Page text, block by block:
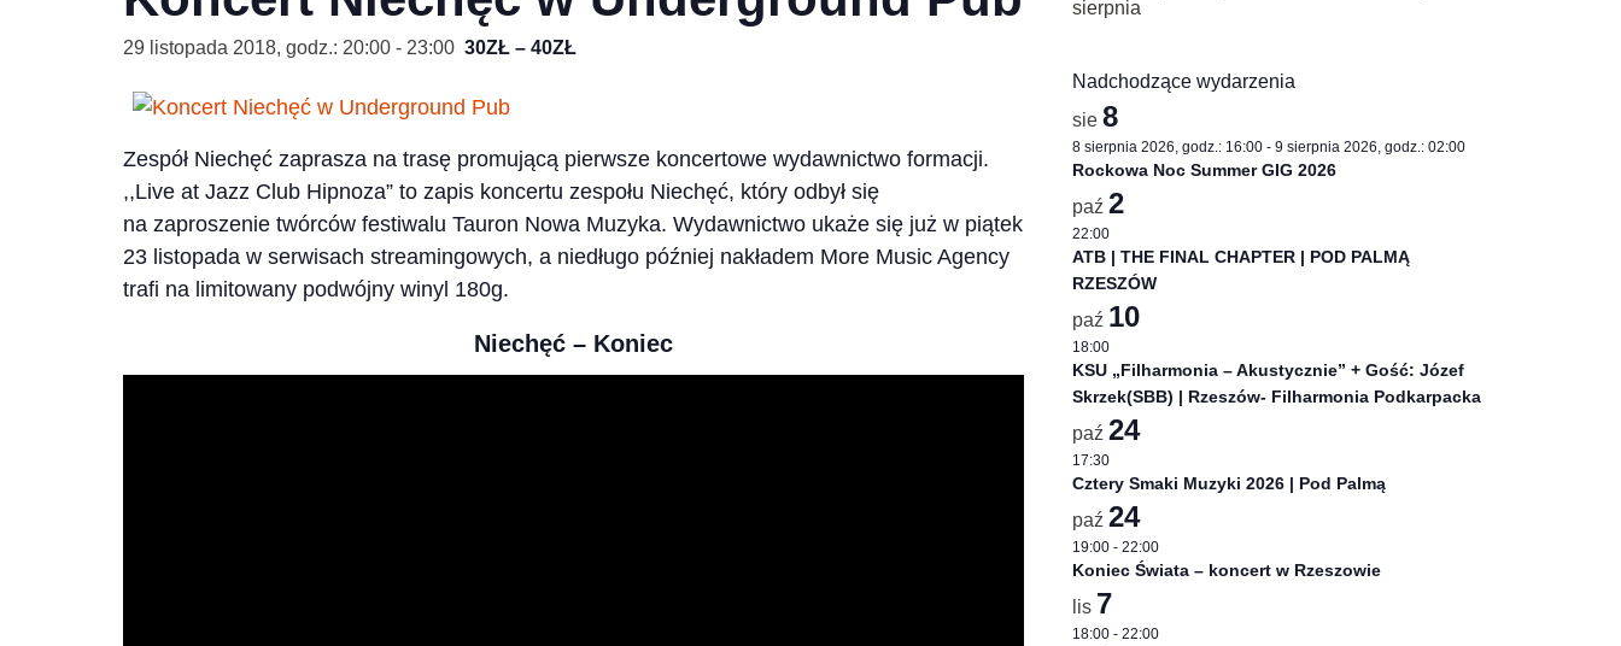
29 listopada 2018, godz.: 20:00 - 23:00 30ZŁ – 40ZŁ
Zespół Niechęć zaprasza na trasę promującą pierwsze koncertowe wydawnictwo formacji.
,,Live at Jazz Club Hipnoza” to zapis koncertu zespołu Niechęć, który odbył się
na zaproszenie twórców festiwalu Tauron Nowa Muzyka. Wydawnictwo ukaże się już w piątek
23 listopada w serwisach streamingowych, a niedługo później nakładem More Music Agency
trafi na limitowany podwójny winyl 180g.
Niechęć – Koniec
Nadchodzące wydarzenia
sie 8
8 sierpnia 2026, godz.: 16:00- 9 sierpnia 2026, godz.: 02:00
Rockowa Noc Summer GIG 2026
paź 2
22:00
ATB | THE FINAL CHAPTER | POD PALMĄ
RZESZÓW
paź 10
18:00
KSU „Filharmonia – Akustycznie” + Gość: Józef
Skrzek(SBB) | Rzeszów- Filharmonia Podkarpacka
paź 24
17:30
Cztery Smaki Muzyki 2026 | Pod Palmą
paź 24
19:00- 22:00
Koniec Świata – koncert w Rzeszowie
lis 7
18:00- 22:00